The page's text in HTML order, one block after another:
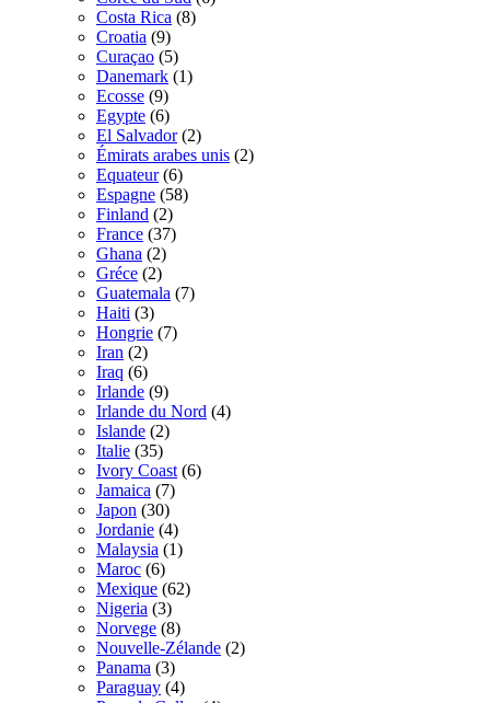
Costa Rica (8)
Croatia (9)
Curaçao (5)
Danemark (1)
Ecosse (9)
Egypte (6)
El Salvador (2)
Émirats arabes unis (2)
Equateur (6)
Espagne (58)
Finland (2)
France (37)
Ghana (2)
Gréce (2)
Guatemala (7)
Haiti (3)
Hongrie (7)
Iran (2)
Iraq (6)
Irlande (9)
Irlande du Nord (4)
Islande (2)
Italie (35)
Ivory Coast (6)
Jamaica (7)
Japon (30)
Jordanie (4)
Malaysia (1)
Maroc (6)
Mexique (62)
Nigeria (3)
Norvege (8)
Nouvelle-Zélande (2)
Panama (3)
Paraguay (4)